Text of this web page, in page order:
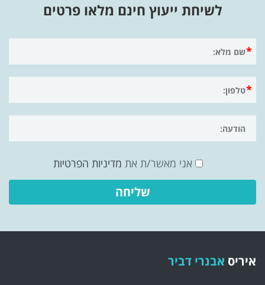
לשיחת ייעוץ חינם מלאו פרטים
אני מאשר/ת את מדיניות הפרטיות
איריס אבנרי דביר